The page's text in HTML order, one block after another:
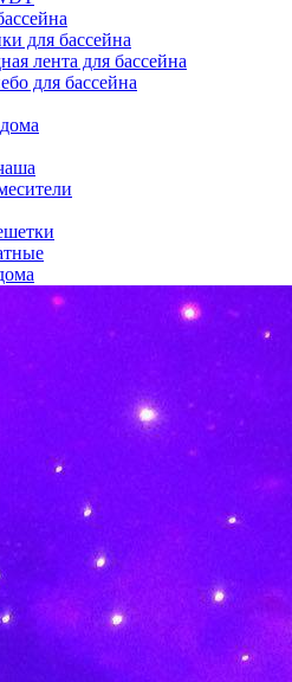
для бассейна
лента для бассейна
для бассейна